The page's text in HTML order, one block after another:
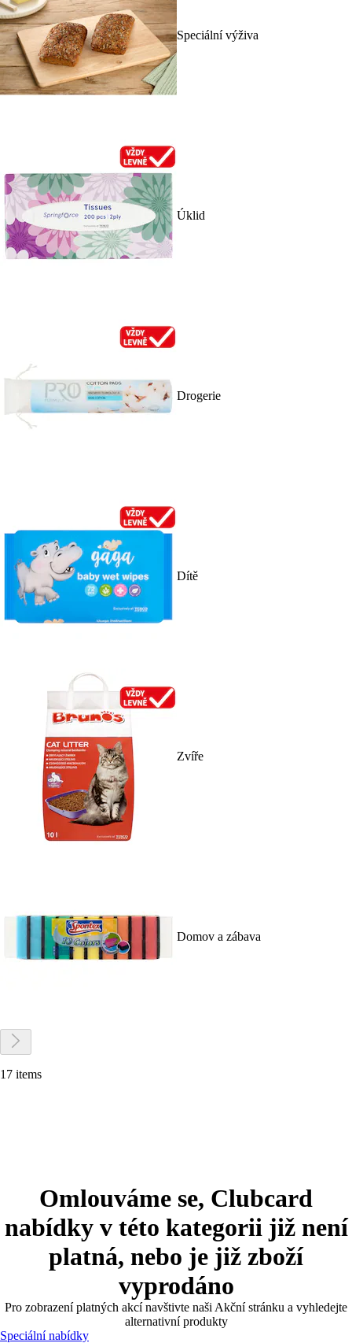
Speciální výživa
Úklid
Drogerie
Dítě
Zvíře
Domov a zábava
17 items
Omlouváme se, Clubcard
nabídky v této kategorii již není
platná, nebo je již zboží
vyprodáno
Pro zobrazení platných akcí navštivte naši Akční stránku a vyhledejte
alternativní produkty
Speciální nabídky